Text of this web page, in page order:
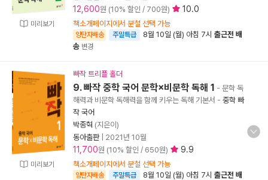
미리보기
12,600원 (10% 할인 / 700원) 10.0
책소개페이지에서 분철 선택 가능
양탄자배송 주말특급 8월 10일 (월) 아침 7시 출근전 배
송 변경
미리보기
빠작 트리플 홀더
9. 빠작 중학 국어 문학×비문학 독해 1 - 문학 독
해력과 비문학 독해력을 함께 키우는 독해 기본서 - 중학 빠
작 국어
박종혁 (지은이)
동아출판| 2021년 10월
11,700원 (10% 할인 / 650원) 9.9
책소개페이지에서 분철 선택 가능
양탄자배송 주말특급 8월 10일 (월) 아침 7시 출근전 배